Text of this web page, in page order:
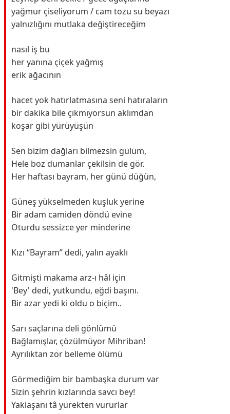
yağmur çiseliyorum / cam tozu su beyazı
yalnızlığını mutlaka değiştireceğim
nasıl iş bu
her yanına çiçek yağmış
erik ağacının
hacet yok hatırlatmasına seni hatıraların
bir dakika bile çıkmıyorsun aklımdan
koşar gibi yürüyüşün
Sen bizim dağları bilmezsin gülüm,
Hele boz dumanlar çekilsin de gör.
Her haftası bayram, her günü düğün,
Güneş yükselmeden kuşluk yerine
Bir adam camiden döndü evine
Oturdu sessizce yer minderine
Kızı “Bayram” dedi, yalın ayaklı
Gitmişti makama arz-ı hâl için
'Bey' dedi, yutkundu, eğdi başını.
Bir azar yedi ki oldu o biçim..
Sarı saçlarına deli gönlümü
Bağlamışlar, çözülmüyor Mihriban!
Ayrılıktan zor belleme ölümü
Görmediğim bir bambaşka durum var
Sizin şehrin kızlarında savcı bey!
Yaklaşanı tâ yürekten vururlar